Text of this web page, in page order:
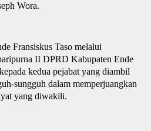
Wora.
Fransiskus Taso melalui
II DPRD Kabupaten Ende
kedua pejabat yang diambil
sungguh dalam memperjuangkan
yang diwakili.